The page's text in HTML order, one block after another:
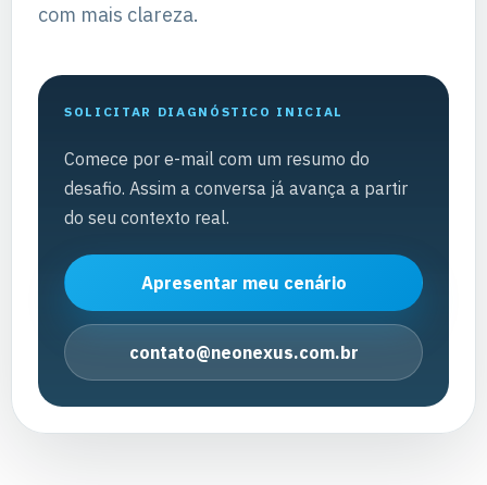
com mais clareza.
SOLICITAR DIAGNÓSTICO INICIAL
Comece por e-mail com um resumo do
desafio. Assim a conversa já avança a partir
do seu contexto real.
Apresentar meu cenário
contato@neonexus.com.br